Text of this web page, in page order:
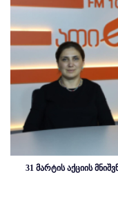
31 მარტის აქციის